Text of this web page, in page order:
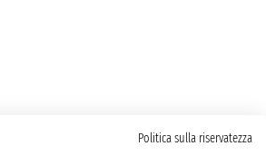
Politica sulla riservatezza